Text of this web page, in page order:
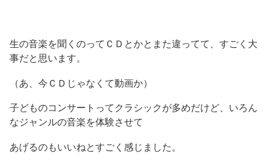
生の音楽を聞くのってＣＤとかとまた違ってて、すごく大
事だと思います。
（あ、今ＣＤじゃなくて動画か）
子どものコンサートってクラシックが多めだけど、いろん
なジャンルの音楽を体験させて
あげるのもいいねとすごく感じました。